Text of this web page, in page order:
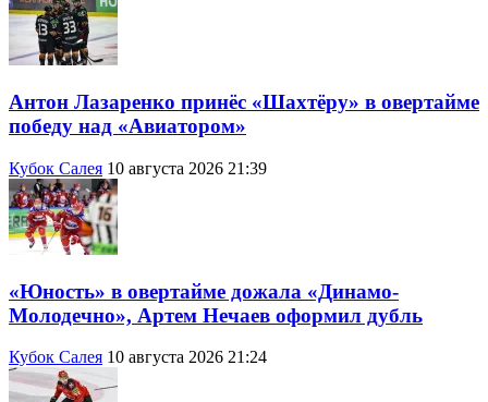
Антон Лазаренко принёс «Шахтёру» в овертайме
победу над «Авиатором»
Кубок Салея 10 августа 2026 21:39
«Юность» в овертайме дожала «Динамо-
Молодечно», Артем Нечаев оформил дубль
Кубок Салея 10 августа 2026 21:24